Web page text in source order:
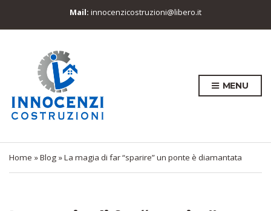
Mail: innocenzicostruzioni@libero.it
MENU
Home »Blog »La magia di far “sparire” un ponte è diamantata